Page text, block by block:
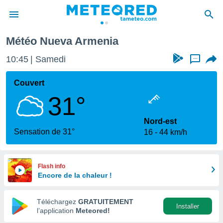
de
en
Météo Nueva Armenia
10:45 Samedi ...
Couvert
31°
Sensation de 31°
Nord-est
16
44 km/h
Flash info
Encore de la chaleur !
Téléchargez GRATUITEMENT
l’application Meteored!
Installer